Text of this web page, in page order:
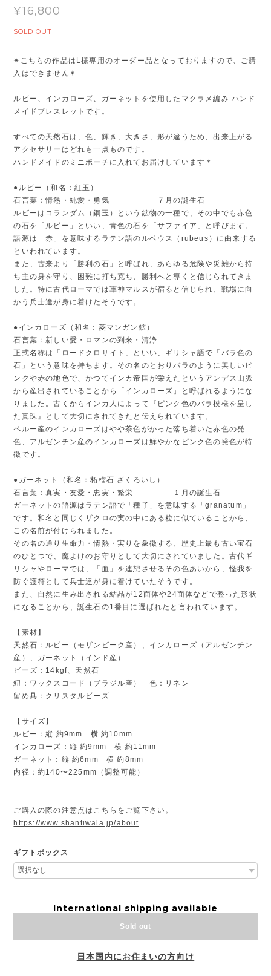
¥16,800
SOLD OUT
✴︎こちらの作品はL様専用のオーダー品となっておりますので、ご購
入はできません✴︎
ルビー、インカローズ、ガーネットを使用したマクラメ編み ハンド
メイドブレスレットです。
すべての天然石は、色、輝き、大きさ、形が違うため、出来上がる
アクセサリーはどれも一点ものです。
ハンドメイドのミニポーチに入れてお届けしています＊
●ルビー（和名：紅玉）
石言葉：情熱・純愛・勇気 ７月の誕生石
ルビーはコランダム（鋼玉）という鉱物の一種で、その中でも赤色
の石を「ルビー」といい、青色の石を「サファイア」と呼びます。
語源は「赤」を意味するラテン語のルベウス（rubeus）に由来する
といわれています。
また、古来より「勝利の石」と呼ばれ、あらゆる危険や災難から持
ち主の身を守り、困難に打ち克ち、勝利へと導くと信じられてきま
した。特に古代ローマでは軍神マルスが宿ると信じられ、戦場に向
かう兵士達が身に着けたそうです。
●インカローズ（和名：菱マンガン鉱）
石言葉：新しい愛・ロマンの到来・清浄
正式名称は「ロードクロサイト」といい、ギリシャ語で「バラ色の
石」という意味を持ちます。その名のとおりバラのように美しいピ
ンクや赤の地色で、かつてインカ帝国が栄えたというアンデス山脈
から産出されていることから「インカローズ」と呼ばれるようにな
りました。古くからインカ人によって『ピンク色のバラ模様を呈し
た真珠』として大切にされてきたと伝えられています。
ペルー産のインカローズはやや茶色がかった落ち着いた赤色の発
色、アルゼンチン産のインカローズは鮮やかなピンク色の発色が特
徴です。
●ガーネット（和名：柘榴石 ざくろいし）
石言葉：真実・友愛・忠実・繁栄 １月の誕生石
ガーネットの語源はラテン語で「種子」を意味する「granatum」
です。和名と同じくザクロの実の中にある粒に似ていることから、
この名前が付けられました。
その名の通り生命力・情熱・実りを象徴する、歴史上最も古い宝石
のひとつで、魔よけのお守りとして大切にされていました。古代ギ
リシャやローマでは、「血」を連想させるその色あいから、怪我を
防ぐ護符として兵士達が身に着けていたそうです。
また、自然に生み出される結晶が12面体や24面体などで整った形状
になることから、誕生石の1番目に選ばれたと言われています。
【素材】
天然石：ルビー（モザンビーク産）、インカローズ（アルゼンチン
産）、ガーネット（インド産）
ビーズ：14kgf、天然石
紐：ワックスコード（ブラジル産） 色：リネン
留め具：クリスタルビーズ
【サイズ】
ルビー：縦 約9mm 横 約10mm
インカローズ：縦 約9mm 横 約11mm
ガーネット：縦 約6mm 横 約8mm
内径：約140〜225mm（調整可能）
ご購入の際の注意点はこちらをご覧下さい。
https://www.shantiwala.jp/about
ギフトボックス
International shipping available
Sold out
日本国内にお住まいの方向け